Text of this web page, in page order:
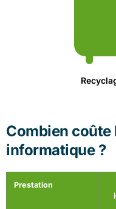
Combien coûte
informatique ?
Prestation